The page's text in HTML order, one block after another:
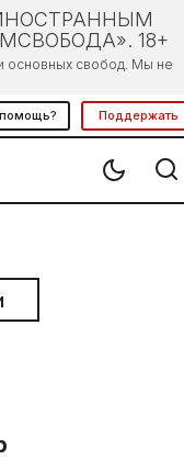
18+
основных свобод. Мы не
Поддержать